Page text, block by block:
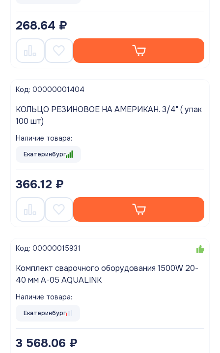
268.64 ₽
Код: 00000001404
КОЛЬЦО РЕЗИНОВОЕ НА АМЕРИКАН. 3/4" ( упак
100 шт)
Наличие товара:
Екатеринбург
366.12 ₽
Код: 00000015931
Комплект сварочного оборудования 1500W 20-
40 мм A-05 AQUALINK
Наличие товара:
Екатеринбург
3 568.06 ₽